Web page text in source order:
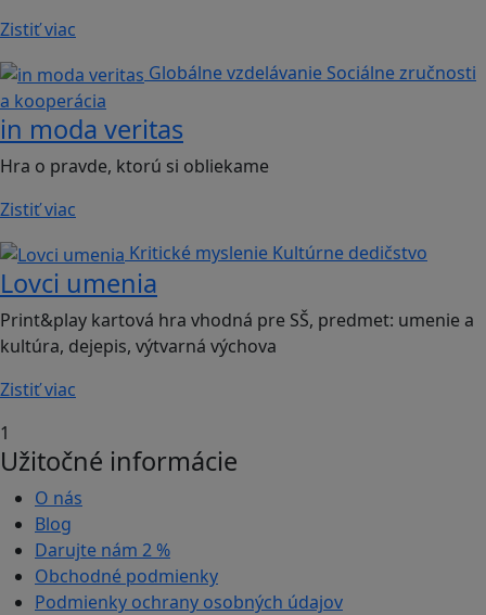
Zistiť viac
Globálne vzdelávanie Sociálne zručnosti
a kooperácia
in moda veritas
Hra o pravde, ktorú si obliekame
Zistiť viac
Kritické myslenie Kultúrne dedičstvo
Lovci umenia
Print&play kartová hra vhodná pre SŠ, predmet: umenie a
kultúra, dejepis, výtvarná výchova
Zistiť viac
1
Užitočné informácie
O nás
Blog
Darujte nám 2 %
Obchodné podmienky
Podmienky ochrany osobných údajov